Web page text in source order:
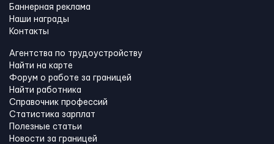
Баннерная реклама
Наши награды
Контакты
Агентства по трудоустройству
Найти на карте
Форум о работе за границей
Найти работника
Справочник профессий
Статистика зарплат
Полезные статьи
Новости за границей